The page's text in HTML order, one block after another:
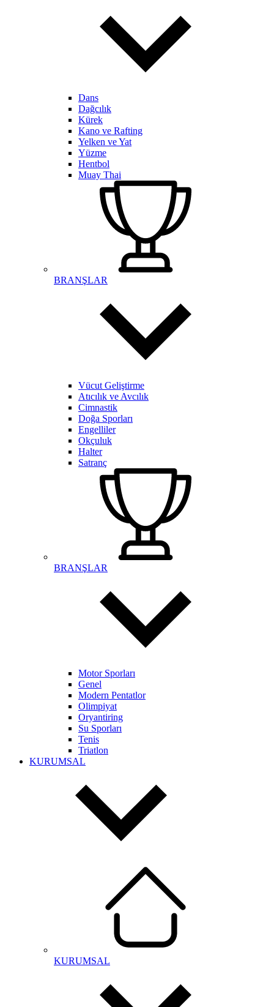
Dans
Dağcılık
Kürek
Kano ve Rafting
Yelken ve Yat
Yüzme
Hentbol
Muay Thai
BRANŞLAR
Vücut Geliştirme
Atıcılık ve Avcılık
Cimnastik
Doğa Sporları
Engelliler
Okçuluk
Halter
Satranç
BRANŞLAR
Motor Sporları
Genel
Modern Pentatlor
Olimpiyat
Oryantiring
Su Sporları
Tenis
Triatlon
KURUMSAL
KURUMSAL